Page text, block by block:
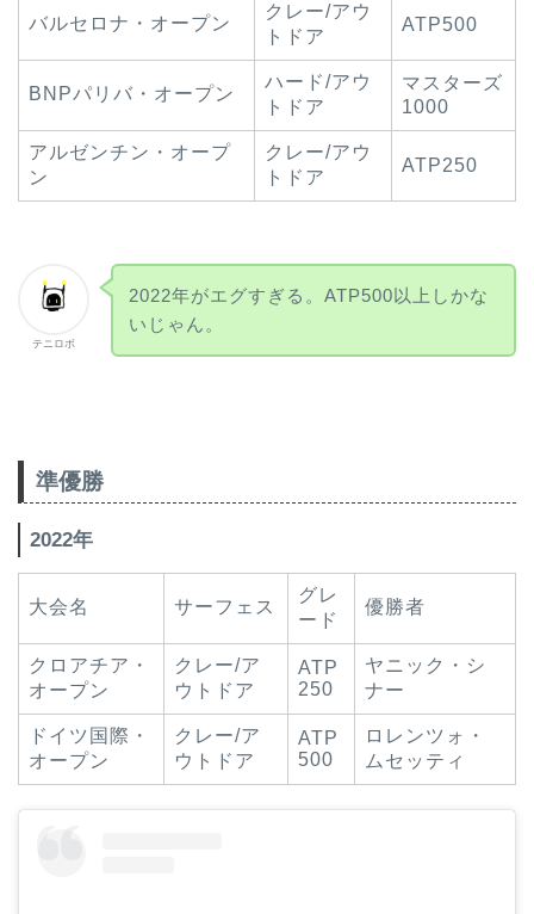
バルセロナ・オープン
クレー/アウ
トドア
ATP500
BNPパリバ・オープン
ハード/アウ
トドア
マスターズ
1000
アルゼンチン・オープ
ン
クレー/アウ
トドア
ATP250
テニロボ
2022年がエグすぎる。ATP500以上しかな
いじゃん。
準優勝
2022年
大会名 サーフェス
グレ
ード
優勝者
クロアチア・
オープン
クレー/ア
ウトドア
ATP
250
ヤニック・シ
ナー
ドイツ国際・
オープン
クレー/ア
ウトドア
ATP
500
ロレンツォ・
ムセッティ